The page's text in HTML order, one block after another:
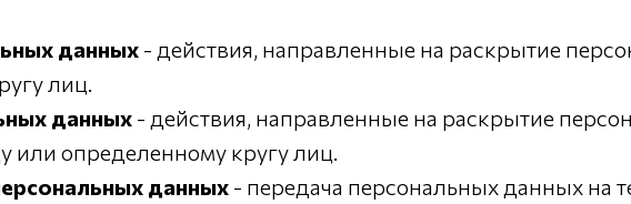
данных - действия, направленные на раскрытие
лиц.
данных - действия, направленные на раскрытие
или определенному кругу лиц.
данных - передача персональных данных на